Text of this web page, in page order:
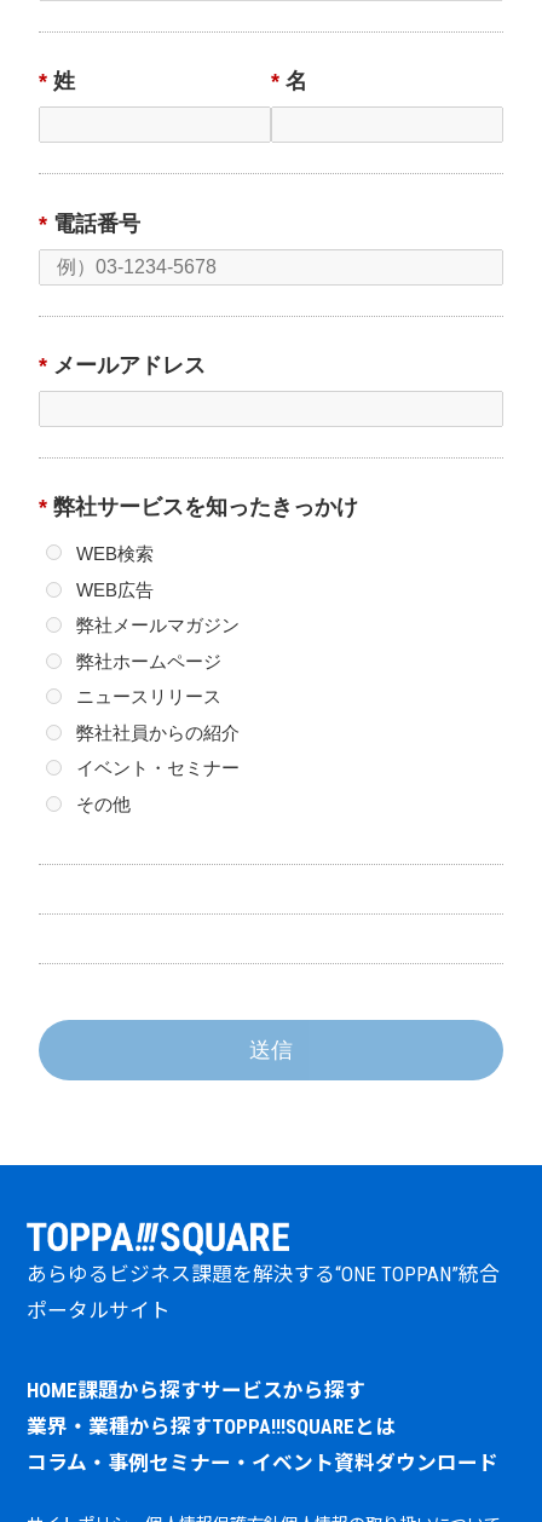
分析などの調査結果を弊社の各種サービスに反映するた
（4）当社のサービスのご案内・サポート情報をご提供す
（5）当社ウェブサイトにおけるお客さまの利用状況の分
析と、お客さまにより適したサービス・広告を提供する
2. 個人情報の第三者への提供について
当社では、原則として次の（1）から（5）に掲げる場合
を除き、お客さまの個人情報を第三者に提供することは
それ以外で第三者に提供する必要が生じた場合には、電
ため、関係する業務提携先に必要な情報を提供させてい
ただく場合。
（2）ご本人よりご請求いただいた各種資料を発送するた
め、関係する業務提携先に必要な情報を提供させていた
だく場合。
（3）サービスのご案内・サポート情報のご提供等、各種
情報を提供するため、関係する業務提携先に必要な情報
を提供させていただく場合。
（4）裁判所や警察等の公的機関から法律に基づく正式な
照会を受けて開示が請求され、これに応じる場合。
を保護するため、やむを得ず関係機関に照会させていた
人情報を、共同利用することがあります。
アドレス、電話・FAX番号、会社名、部署名、役職、会社
（2）共同して利用する者の範囲 TOPPANホールディング
に掲載するグループ会社のうち、日本国内に拠点を置く
（3）利用する者の利用目的
・当社および上記グループ会社が取り扱う商品もしくは
サービスに関する情報を、Eメール、ダイレクトメールお
よび電話などにてお知らせするため。
ため。
（4）当該個人情報の管理について責任を有する者
TOPPANホールディングス株式会社
us/overview.html）
* 姓 * 名
* 電話番号
* メールアドレス
* 弊社サービスを知ったきっかけ
WEB検索
WEB広告
弊社メールマガジン
弊社ホームページ
ニュースリリース
弊社社員からの紹介
イベント・セミナー
その他
送信
あらゆるビジネス課題を解決する“ONE TOPPAN”統合
ポータルサイト
HOME課題から探すサービスから探す
業界・業種から探すTOPPA!!!SQUAREとは
コラム・事例 セミナー・イベント資料ダウンロード